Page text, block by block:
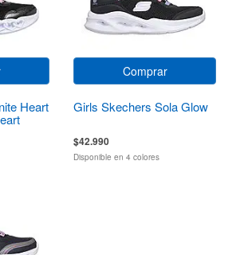
Heart
Comprar
Girls Skechers Sola Glow
$42.990
Disponible en 4 colores